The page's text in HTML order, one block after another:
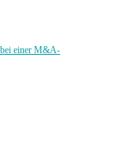
bei einer M&A-